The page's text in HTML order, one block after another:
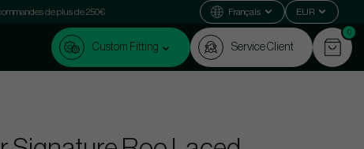
de plus de 250€ Français EUR
Custom Fitting Service Client
0